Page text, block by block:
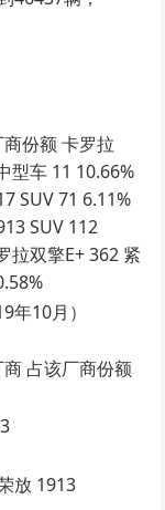
份额 卡罗拉
型车 11 10.66%
SUV 71 6.11%
SUV 112
拉双擎E+ 362 紧
年10月）
占该厂商份额
放 1913